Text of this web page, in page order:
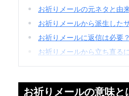
お祈りメールの元ネタと由
お祈りメールから派生した
お祈りメールに返信は必要？
お祈りメールから立ち直る
お祈りメールの意味と